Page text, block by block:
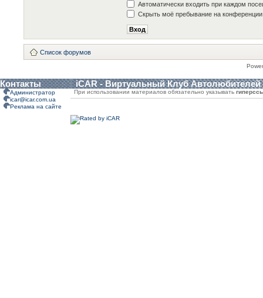
Автоматически входить при каждом
Скрыть моё пребывание на конференции
Список форумов
Контакты iCAR - Виртуальный Клуб Автолюбителей
Администратор
icar@icar.com.ua
Реклама на сайте
При использовании материалов обязательно указывать